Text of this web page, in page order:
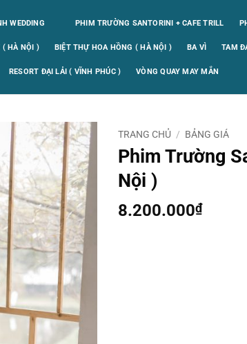
WEDDING PHIM TRƯỜNG SANTORINI + CAFE TRILL
( HÀ NỘI ) BIỆT THỰ HOA HỒNG ( HÀ NỘI ) BA VÌ TAM
RESORT ĐẠI LẢI ( VĨNH PHÚC ) VÒNG QUAY MAY MẮN
TRANG CHỦ / BẢNG GIÁ
Phim Trường
Nội )
8.200.000₫